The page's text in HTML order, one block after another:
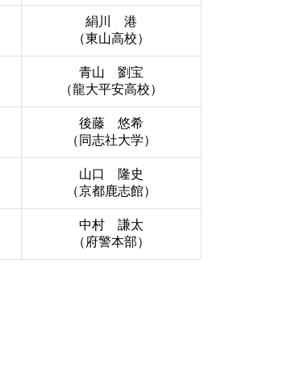
絹川 港
（東山高校）
青山 劉宝
（龍大平安高校）
後藤 悠希
（同志社大学）
山口 隆史
（京都鹿志館）
中村 謙太
（府警本部）